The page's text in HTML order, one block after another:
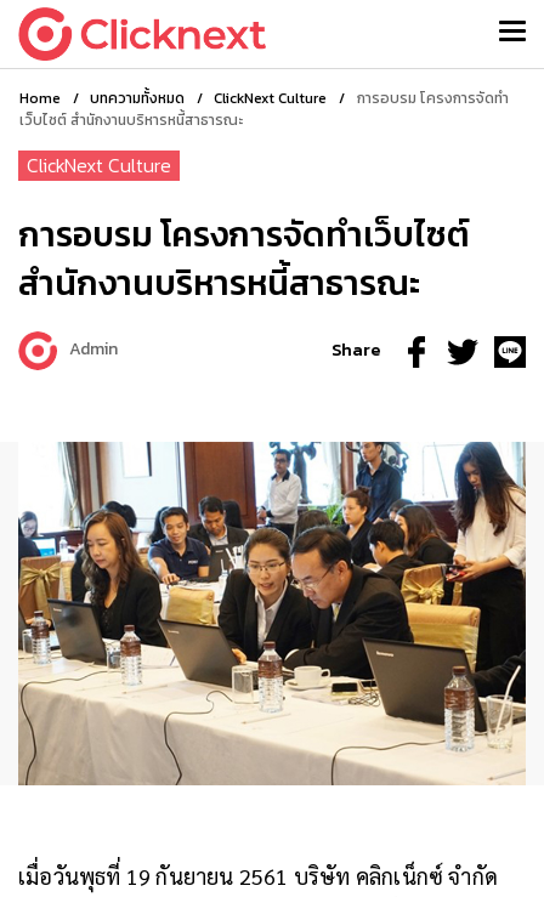
Home / บทความทั้งหมด / ClickNext Culture / การอบรม โครงการจัดทำ
เว็บไซต์ สำนักงานบริหารหนี้สาธารณะ
ClickNext Culture
การอบรม โครงการจัดทำเว็บไซต์
สำนักงานบริหารหนี้สาธารณะ
Admin Share
เมื่อวันพุธที่ 19 กันยายน 2561 บริษัท คลิกเน็กซ์ จำกัด